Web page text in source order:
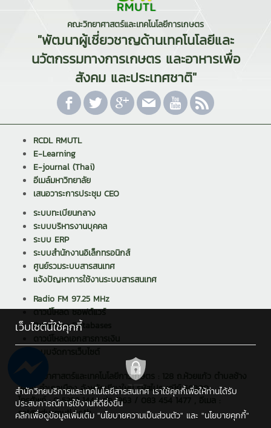
คณะวิทยาศาสตร์และเทคโนโลยีการเกษตร
"พัฒนาผู้เชี่ยวชาญด้านเทคโนโลยีและ
นวัตกรรมทางการเกษตร และอาหารเพื่อ
สังคม และประเทศชาติ"
RCDL RMUTL
E-Learning
E-journal (Thai)
อีเมล์มหาวิทยาลัย
เสนอวาระการประชุม CEO
ระบบทะเบียนกลาง
ระบบบริหารงานบุคคล
ระบบ ERP
ระบบสำนักงานอิเล็กทรอนิกส์
ศูนย์รวมระบบสารสนเทศ
แจ้งปัญหาการใช้งานระบบสารสนเทศ
Radio FM 97.25 MHz
ดาวน์โหลด ซอฟต์แวร์
Reference Databases
ระบบจัดการเว็บไซต์
คณะวิทยาศาสตร์และเทคโนโลยีการเกษตร : 128 ถ.ห้วยแก้ว ตำบลช้าง
เผือก อำเภอเมือง จังหวัดเชียงใหม่ รหัสไปรษณีย์ 50300
โทรศัพท์ : 0 5392 1444 ต่อ 1363 / 083 454 1477 , อีเมล :
sat@edu.rmutl.ac.th
เว็บไซต์นี้ใช้คุกกี้
สำนักวิทยบริการและเทคโนโลยีสารสนเทศ เราใช้คุกกี้เพื่อให้ท่านได้รับ
ประสบการณ์การใช้งานที่ดียิ่งขึ้น
คลิกเพื่อดูข้อมูลเพิ่มเติม "นโยบายความเป็นส่วนตัว" และ "นโยบายคุกกี้"